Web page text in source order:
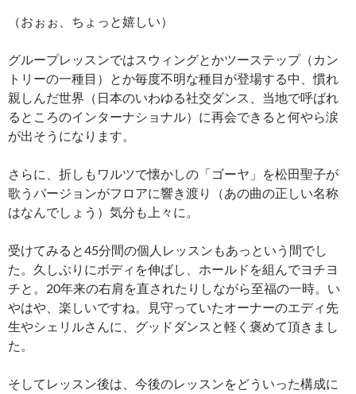
（おぉぉ、ちょっと嬉しい）
グループレッスンではスウィングとかツーステップ（カン
トリーの一種目）とか毎度不明な種目が登場する中、慣れ
親しんだ世界（日本のいわゆる社交ダンス、当地で呼ばれ
るところのインターナショナル）に再会できると何やら涙
が出そうになります。
さらに、折しもワルツで懐かしの「ゴーヤ」を松田聖子が
歌うバージョンがフロアに響き渡り（あの曲の正しい名称
はなんでしょう）気分も上々に。
受けてみると45分間の個人レッスンもあっという間でし
た。久しぶりにボディを伸ばし、ホールドを組んでヨチヨ
チと。20年来の右肩を直されたりしながら至福の一時。い
やはや、楽しいですね。見守っていたオーナーのエディ先
生やシェリルさんに、グッドダンスと軽く褒めて頂きまし
た。
そしてレッスン後は、今後のレッスンをどういった構成に